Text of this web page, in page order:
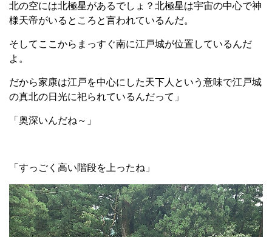
北の空には北極星があるでしょ？北極星は宇宙の中心で神
様天帝がいるところと言われているんだ。
そしてここからまっすぐ南に江戸城が位置しているんだ
よ。
だから家康は江戸を中心にした天下人という意味で江戸城
の真北の日光に祀られているんだって」
「奥深いんだね～」
「すっごく高い階段を上ったね」